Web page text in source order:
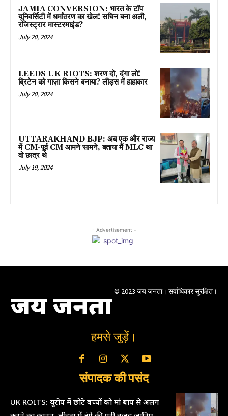
JAMIA CONVERSION: भारत के टॉप
यूनिवर्सिटी में धर्मांतरण का खेल! सचिन बना अली,
रजिस्ट्रार मास्टरमाइंड?
July 20, 2024
LEEDS UK RIOTS: शरण दो, दंगा लो!
ब्रिटेन को गाज़ा किसने बनाया? लीड्स में हाहाकार
July 20, 2024
UTTARAKHAND BJP: अब एक और राज्य
में CM-पूर्व CM आमने सामने, बताया मैं MLC था
वो छात्र थे
July 19, 2024
- Advertisement -
जय जनता © 2023 जय जनता। सर्वाधिकार सुरक्षित।
हमसे जुड़ें।
संपादक की पसंद
UK ROITS: यूरोप में छोटे बच्चों को मां बाप से अलग